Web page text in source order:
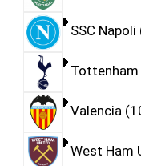
SSC Napoli
Valencia
West Ham